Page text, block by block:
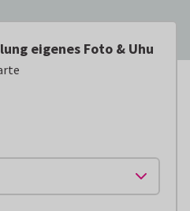
eigenes Foto & Uhu